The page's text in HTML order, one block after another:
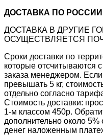
ДОСТАВКА ПО
ДОСТАВКА В ДРУГИЕ
ОСУЩЕСТВЛЯЕТСЯ
Сроки доставки по
которые отсчитываются
заказа менеджером. Если
превышать 5 кг,
отдельно согласно
Стоимость доставки:
1-м классом 450р.
дополнительно около 5%
денег наложенным